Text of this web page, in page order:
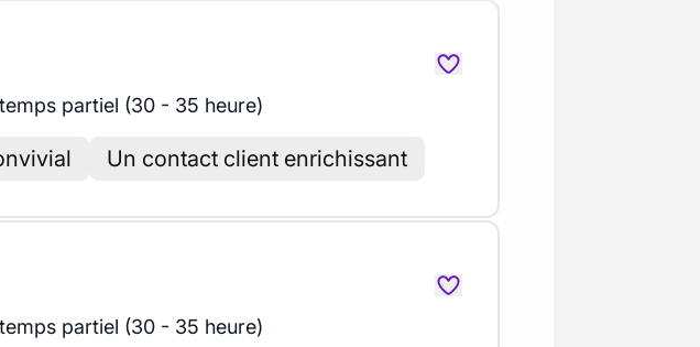
partiel (30 - 35 heure)
Un contact client enrichissant
partiel (30 - 35 heure)